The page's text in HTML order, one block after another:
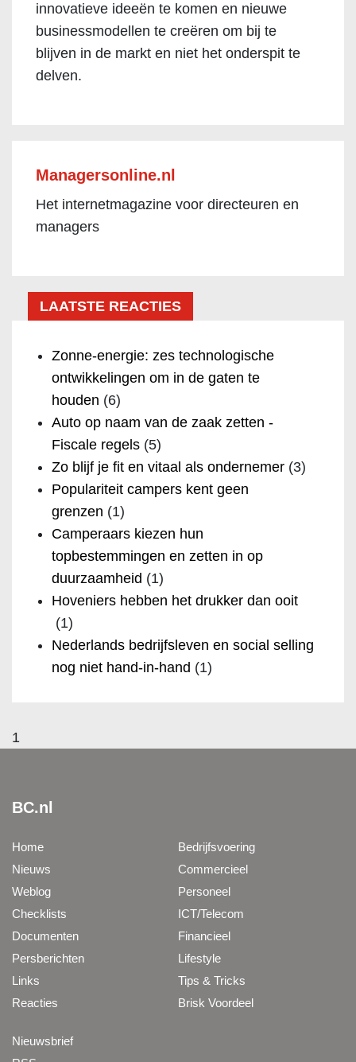
innovatieve ideeën te komen en nieuwe
businessmodellen te creëren om bij te
blijven in de markt en niet het onderspit te
delven.
Managersonline.nl
Het internetmagazine voor directeuren en
managers
LAATSTE REACTIES
Zonne-energie: zes technologische
ontwikkelingen om in de gaten te
houden (6)
Auto op naam van de zaak zetten -
Fiscale regels (5)
Zo blijf je fit en vitaal als ondernemer (3)
Populariteit campers kent geen
grenzen (1)
Camperaars kiezen hun
topbestemmingen en zetten in op
duurzaamheid (1)
Hoveniers hebben het drukker dan ooit
(1)
Nederlands bedrijfsleven en social selling
nog niet hand-in-hand (1)
1
BC.nl
Home
Nieuws
Weblog
Checklists
Documenten
Persberichten
Links
Reacties
Bedrijfsvoering
Commercieel
Personeel
ICT/Telecom
Financieel
Lifestyle
Tips & Tricks
Brisk Voordeel
Nieuwsbrief